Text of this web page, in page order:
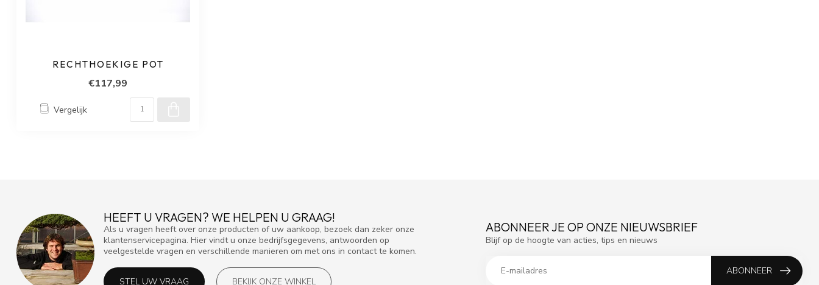
RECHTHOEKIGE POT
€117,99
Vergelijk
HEEFT U VRAGEN? WE HELPEN U GRAAG!
Als u vragen heeft over onze producten of uw aankoop, bezoek dan zeker onze
klantenservicepagina. Hier vindt u onze bedrijfsgegevens, antwoorden op
veelgestelde vragen en verschillende manieren om met ons in contact te komen.
STEL UW VRAAG BEKIJK ONZE WINKEL
ABONNEER JE OP ONZE NIEUWSBRIEF
Blijf op de hoogte van acties, tips en nieuws
ABONNEER